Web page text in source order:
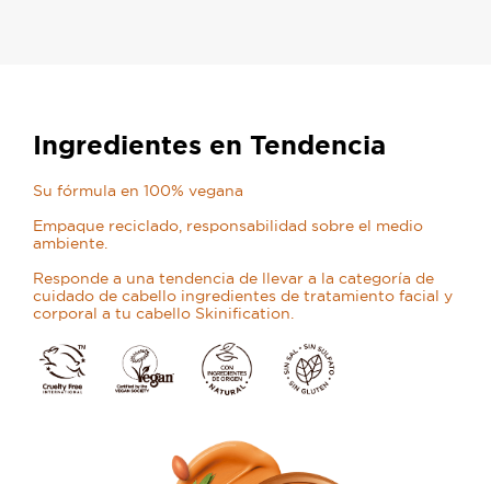
Ingredientes en Tendencia
Su fórmula en 100% vegana
Empaque reciclado, responsabilidad sobre el medio
ambiente.
Responde a una tendencia de llevar a la categoría de
cuidado de cabello ingredientes de tratamiento facial y
corporal a tu cabello Skinification.